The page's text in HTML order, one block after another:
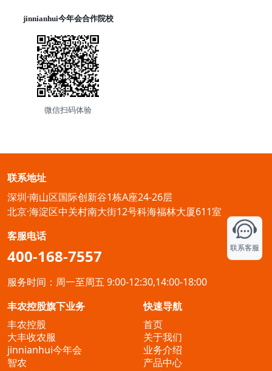
jinnianhui今年会合作院校
微信扫码体验
联系客服
联系地址
深圳·南山区国际创新谷1栋A座24-26层
北京·海淀区中关村南大街12号科海福林大厦611室
客服电话
400-168-7557
服务时间：周一至周五 9:00-12:30,14:00-18:00
丰农控股旗下业务
丰农控股
大丰收农服
jinnianhui今年会
智农
快速导航
首页
关于我们
业务介绍
产品中心